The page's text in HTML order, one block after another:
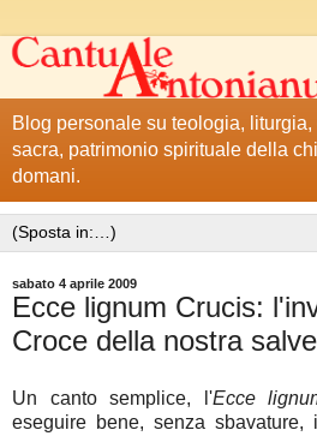
Blog personale su teologia,
sacra, patrimonio spirituale della
domani.
sabato 4 aprile 2009
Ecce lignum Crucis:
Croce della nostra
Un canto semplice, l'Ecce
eseguire bene, senza